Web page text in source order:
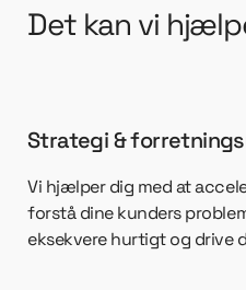
Det kan vi
Strategi &
Vi hjælper dig med at
forstå dine kunders
eksekvere hurtigt og drive